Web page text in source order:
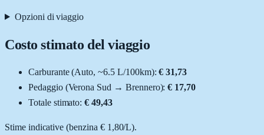
Opzioni di viaggio
Costo stimato del viaggio
Carburante (Auto, ~6.5 L/100km): € 31,73
Pedaggio (Verona Sud → Brennero): € 17,70
Totale stimato:€ 49,43
Stime indicative (benzina € 1,80/L).